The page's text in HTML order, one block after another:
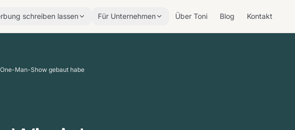
schreiben lassen Für Unternehmen Über Toni Blog Kontakt
Man-Show gebaut habe